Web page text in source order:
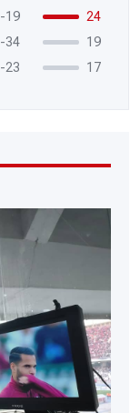
-19
24
-34
19
-23 17